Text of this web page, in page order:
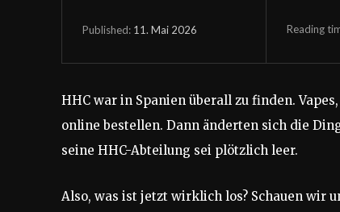
Published: 11. Mai 2026 Reading
HHC war in Spanien überall zu finden.
online bestellen. Dann änderten sich die
seine HHC-Abteilung sei plötzlich leer.
Also, was ist jetzt wirklich los? Schauen wir